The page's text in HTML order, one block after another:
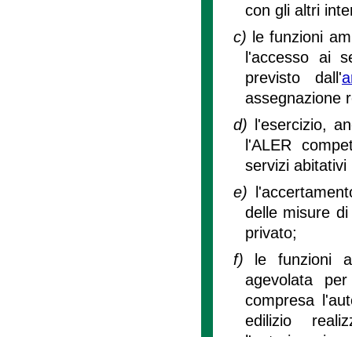
con gli altri
c) le funzioni
l'accesso ai
previsto dall'
assegnazione
d)
l'esercizio,
l'ALER
servizi abitativi
e)
delle misure
privato;
f)
le funzioni
agevolata
compresa
edilizio